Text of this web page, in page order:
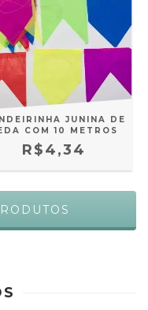
JUNINA DE
COM 10 METROS
R$4,34